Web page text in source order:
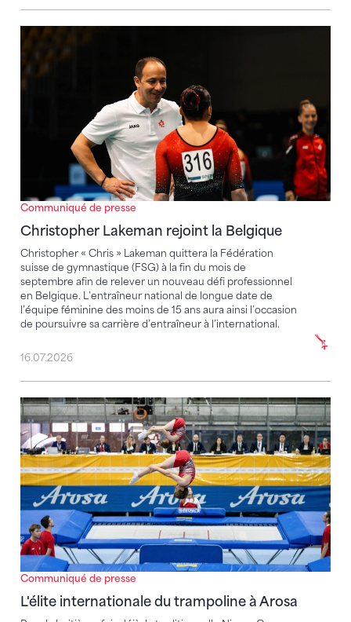
Communiqué de presse
Christopher Lakeman rejoint la Belgique
Christopher « Chris » Lakeman quittera la Fédération
suisse de gymnastique (FSG) à la fin du mois de
septembre afin de relever un nouveau défi professionnel
en Belgique. L’entraîneur national de longue date de
l’équipe féminine des moins de 15 ans aura ainsi l’occasion
de poursuivre sa carrière d’entraîneur à l’international.
Christopher Lakeman rejoint la Belgique
16.07.2026
Communiqué de presse
L'élite internationale du trampoline à Arosa
L'élite internationale du trampoline à Arosa